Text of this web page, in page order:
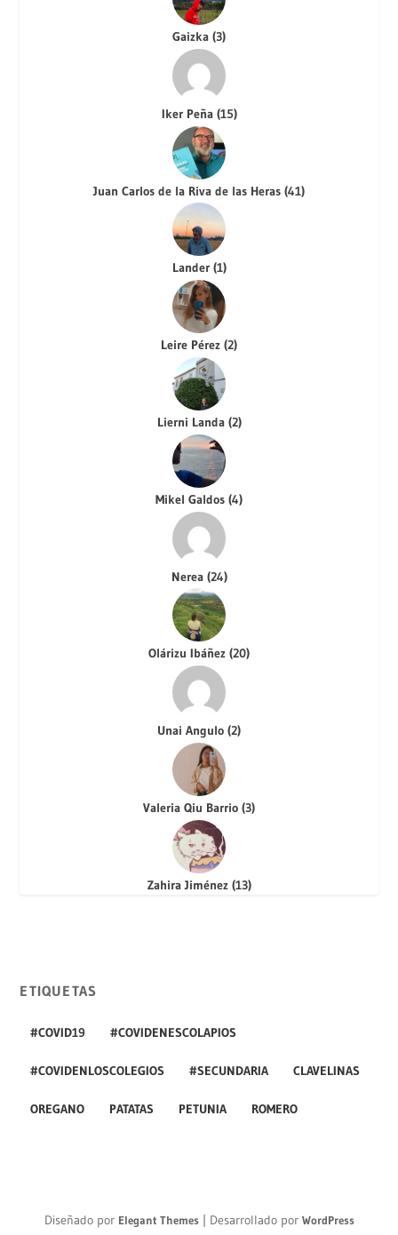
Gaizka (3)
Iker Peña (15)
Juan Carlos de la Riva de las Heras (41)
Lander (1)
Leire Pérez (2)
Lierni Landa (2)
Mikel Galdos (4)
Nerea (24)
Olárizu Ibáñez (20)
Unai Angulo (2)
Valeria Qiu Barrio (3)
Zahira Jiménez (13)
ETIQUETAS
#COVID19 #COVIDENESCOLAPIOS
#COVIDENLOSCOLEGIOS #SECUNDARIA CLAVELINAS
OREGANO PATATAS PETUNIA ROMERO
Diseñado por Elegant Themes| Desarrollado por WordPress